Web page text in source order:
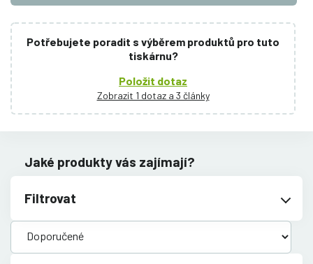
Potřebujete poradit s výběrem produktů pro tuto
tiskárnu?
Položit dotaz
Zobrazit 1 dotaz a 3 články
Jaké produkty vás zajímají?
Filtrovat